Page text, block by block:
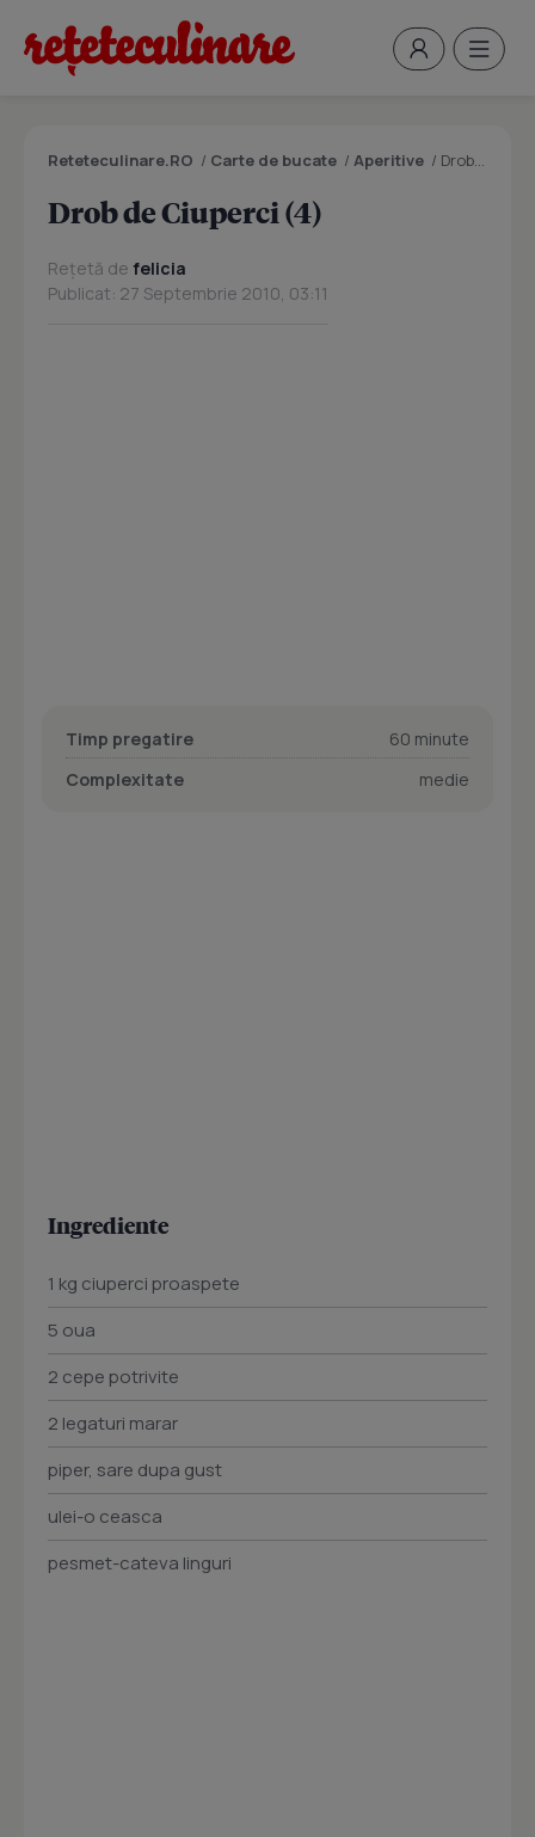
Reteteculinare.RO / Carte de bucate / Aperitive / Drob de Ciuperci (4)
Drob de Ciuperci (4)
Rețetă de felicia
Publicat: 27 Septembrie 2010, 03:11
Timp pregatire
60 minute
Complexitate
medie
Ingrediente
1 kg ciuperci proaspete
5 oua
2 cepe potrivite
2 legaturi marar
piper, sare dupa gust
ulei-o ceasca
pesmet-cateva linguri